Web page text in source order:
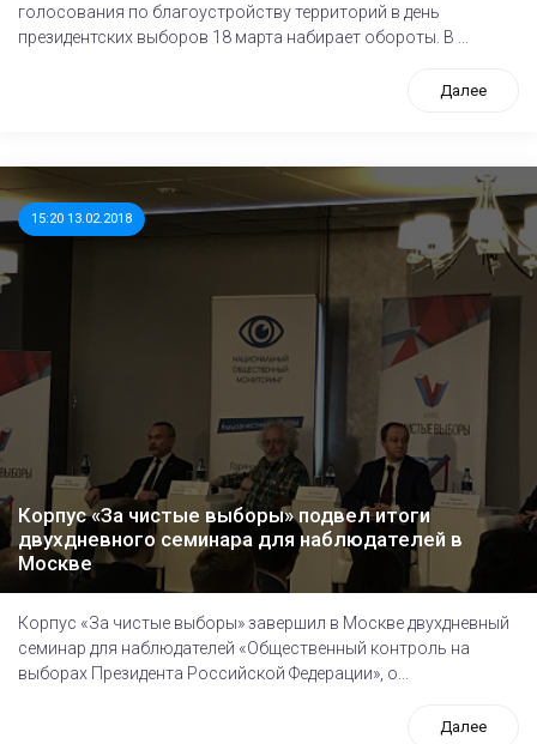
голосования по благоустройству территорий в день
президентских выборов 18 марта набирает обороты. В ...
Далее
15:20 13.02.2018
Корпус «За чистые выборы» подвел итоги
двухдневного семинара для наблюдателей в
Москве
Корпус «За чистые выборы» завершил в Москве двухдневный
семинар для наблюдателей «Общественный контроль на
выборах Президента Российской Федерации», о...
Далее